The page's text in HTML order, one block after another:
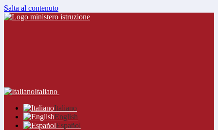
Salta al contenuto
Italiano
Italiano
English
Español